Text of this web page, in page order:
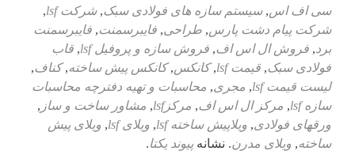
سی اف اس,سیستم سازه های فولادی سبک,شرکت lsf
,
شرکت پیام دشت پارس, طراحی, فایبرسمنت, فایبرسمنت
برد, فروش ال اس اف, فروش سازه و پروفیل lsf , قاب
فولادی سبک, قیمت lsf ,کانکس,کانکس پیش ساخته,کناف,
لیست قیمت lsf
, مجری, محاسبات و تهیه دفترچه محاسبات
سازه lsf
, مرکز ال اس اف, مرکزlsf , مشاور ساخت و ساز ,
ورقهای فولادی, ویلاپیش ساخته lsf , ویلای lsf , ویلای پیش
ساخته, ویلای مدرن. نشانه پیوند یکتا.